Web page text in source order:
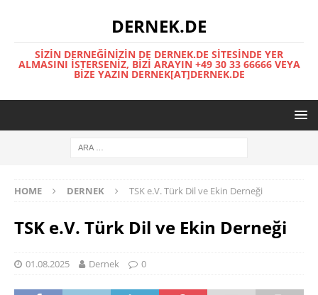
DERNEK.DE
SIZIN DERNEĞINIZIN DE DERNEK.DE SITESINDE YER
ALMASINI İSTERSENIZ, BIZI ARAYIN +49 30 33 66666 VEYA
BIZE YAZIN DERNEK[AT]DERNEK.DE
HOME DERNEK TSK e.V. Türk Dil ve Ekin Derneği
TSK e.V. Türk Dil ve Ekin Derneği
01.08.2025 Dernek 0